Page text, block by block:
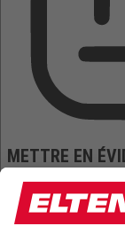
METTRE EN